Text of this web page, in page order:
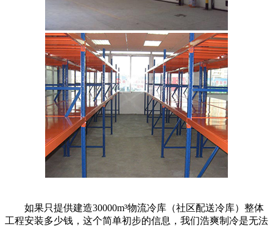
如果只提供建造30000m³物流冷库（社区配送冷库）整体
工程安装多少钱，这个简单初步的信息，我们浩爽制冷是无法